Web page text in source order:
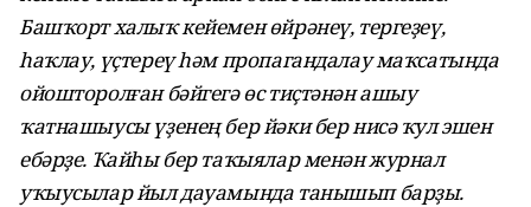
Башҡорт халыҡ кейемен өйрәнеү, тергеҙеү,
һаҡлау, үҫтереү һәм пропагандалау маҡсатында
ойошторолған бәйгегә өс тиҫтәнән ашыу
ҡатнашыусы үҙенең бер йәки бер нисә ҡул эшен
ебәрҙе. Ҡайһы бер таҡыялар менән журнал
уҡыусылар йыл дауамында танышып барҙы.